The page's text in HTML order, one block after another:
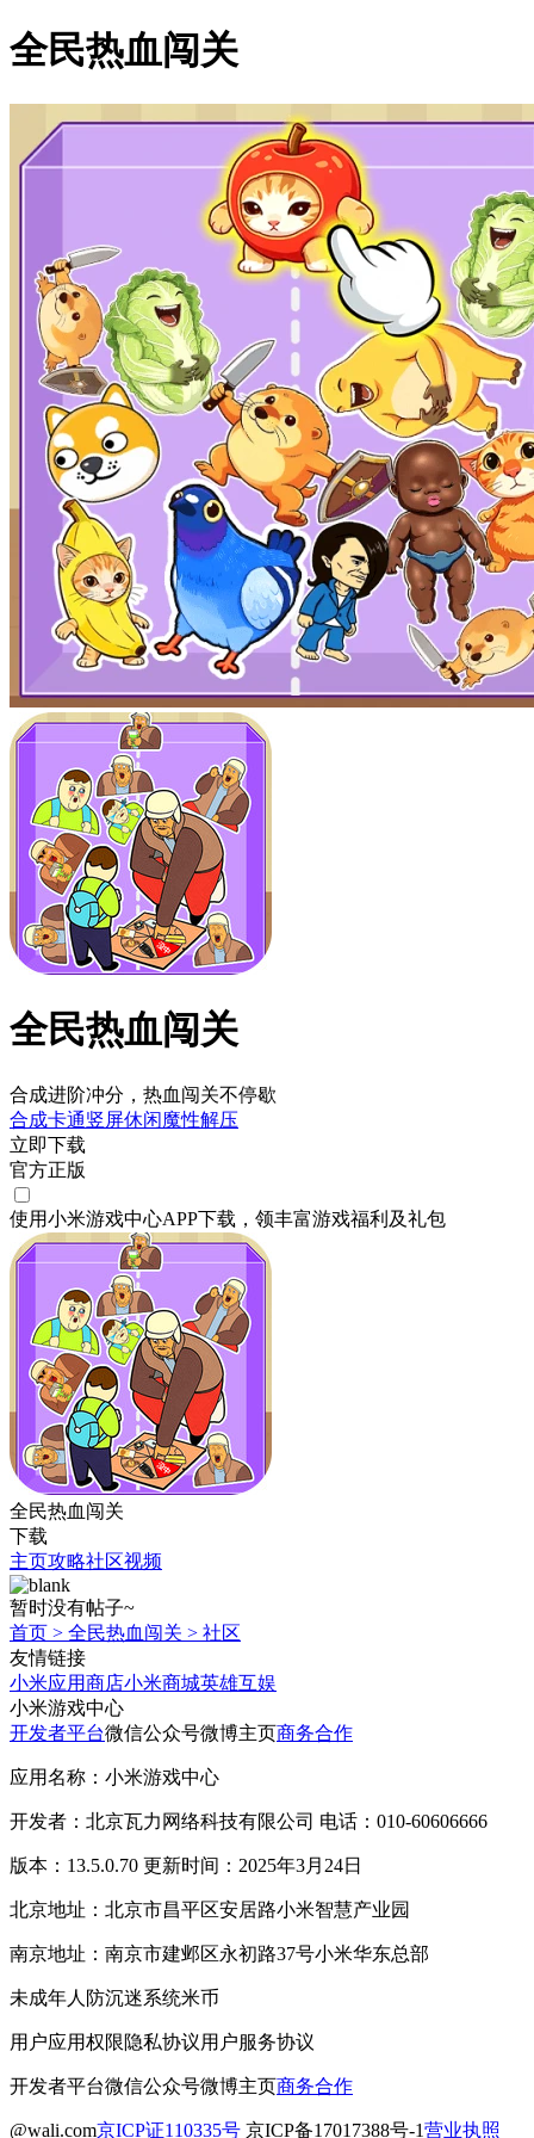
全民热血闯关
全民热血闯关
合成进阶冲分，热血闯关不停歇
合成卡通竖屏休闲魔性解压
立即下载
官方正版
使用小米游戏中心APP下载 ，领丰富游戏福利 及礼包
全民热血闯关
下载
主页攻略社区视频
暂时没有帖子~
首页 > 全民热血闯关 > 社区
友情链接
小米应用商店小米商城英雄互娱
小米游戏中心
开发者平台微信公众号微博主页商务合作
应用名称：小米游戏中心
开发者：北京瓦力网络科技有限公司 电话：010-60606666
版本：13.5.0.70 更新时间：2025年3月24日
北京地址：北京市昌平区安居路小米智慧产业园
南京地址：南京市建邺区永初路37号小米华东总部
未成年人防沉迷系统米币
用户应用权限隐私协议用户服务协议
开发者平台微信公众号微博主页商务合作
@wali.com京ICP证110335号 京ICP备17017388号-1营业执照